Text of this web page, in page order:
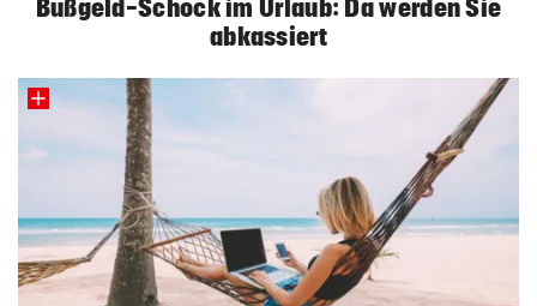
Bußgeld-Schock im Urlaub: Da werden Sie
abkassiert